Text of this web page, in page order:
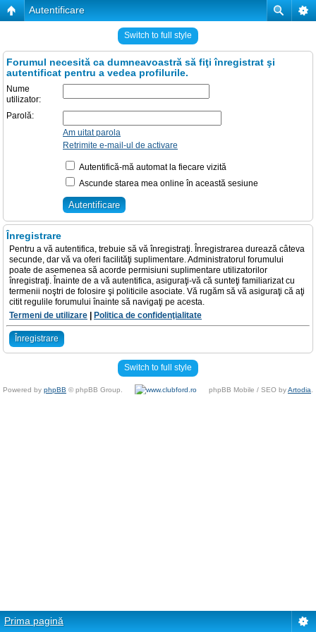
Autentificare
Switch to full style
Forumul necesită ca dumneavoastră să fiţi înregistrat şi
autentificat pentru a vedea profilurile.
Nume
utilizator:
Parolă:
Am uitat parola
Retrimite e-mail-ul de activare
Autentifică-mă automat la fiecare vizită
Ascunde starea mea online în această sesiune
Înregistrare
Pentru a vă autentifica, trebuie să vă înregistraţi. Înregistrarea durează câteva
secunde, dar vă va oferi facilităţi suplimentare. Administratorul forumului
poate de asemenea să acorde permisiuni suplimentare utilizatorilor
înregistraţi. Înainte de a vă autentifica, asiguraţi-vă că sunteţi familiarizat cu
termenii noştri de folosire şi politicile asociate. Vă rugăm să vă asiguraţi că aţi
citit regulile forumului înainte să navigaţi pe acesta.
Termeni de utilizare
Politica de confidenţialitate
Înregistrare
Switch to full style
Powered by phpBB © phpBB Group. phpBB Mobile / SEO byArtodia
Prima pagină